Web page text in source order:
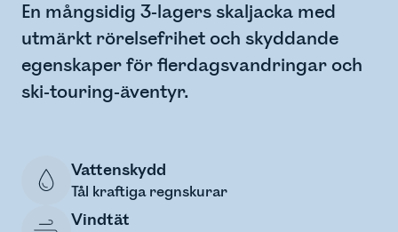
En mångsidig 3-lagers skaljacka med
utmärkt rörelsefrihet och skyddande
egenskaper för flerdagsvandringar och
ski-touring-äventyr.
Vattenskydd
Tål kraftiga regnskurar
Vindtät